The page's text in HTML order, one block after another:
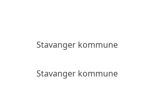
Stavanger kommune
Stavanger kommune